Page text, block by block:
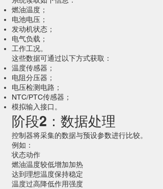
燃油温度；
电池电压；
发动机状态；
电气负载；
工作工况。
这些数据可通过以下方式获取：
温度传感器；
电阻分压器；
电压检测电路；
NTC/PTC传感器；
模拟输入接口。
阶段2：数据处理
控制器将采集的数据与预设参数进行比较。
例如：
状态动作
燃油温度较低增加加热
达到理想温度保持稳定
温度过高降低作用强度